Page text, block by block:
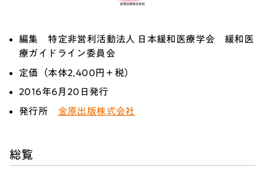
編集 特定非営利活動法人 日本緩和医療学会 緩和医
療ガイドライン委員会
定価（本体2,400円＋税）
2016年6月20日発行
発行所 金原出版株式会社
総覧